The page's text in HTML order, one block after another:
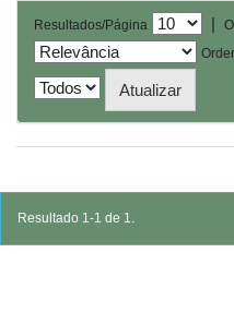
Resultados/Página |
Resultado 1-1 de 1.